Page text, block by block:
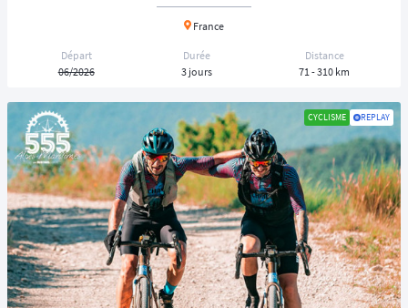
France
Départ
06/2026
Durée
3 jours
Distance
71 - 310 km
CYCLISME REPLAY